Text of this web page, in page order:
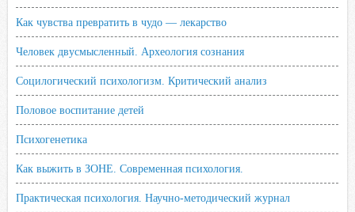
Как чувства превратить в чудо — лекарство
Человек двусмысленный. Археология сознания
Социлогический психологизм. Критический анализ
Половое воспитание детей
Психогенетика
Как выжить в ЗОНЕ. Современная психология.
Практическая психология. Научно-методический журнал